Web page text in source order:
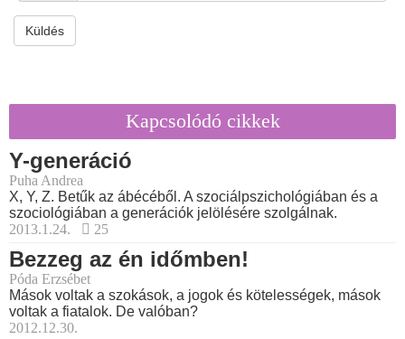
Küldés
Kapcsolódó cikkek
Y-generáció
Puha Andrea
X, Y, Z. Betűk az ábécéből. A szociálpszichológiában és a
szociológiában a generációk jelölésére szolgálnak.
2013.1.24.
25
Bezzeg az én időmben!
Póda Erzsébet
Mások voltak a szokások, a jogok és kötelességek, mások
voltak a fiatalok. De valóban?
2012.12.30.